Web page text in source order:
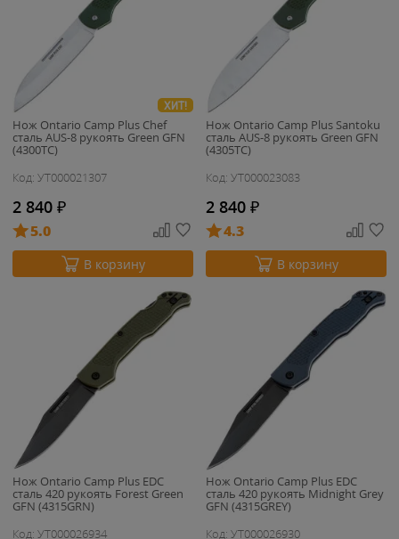
ХИТ!
Нож Ontario Camp Plus Chef
сталь AUS-8 рукоять Green GFN
(4300TC)
Код: УТ000021307
2 840 ₽
5.0
В корзину
Нож Ontario Camp Plus Santoku
сталь AUS-8 рукоять Green GFN
(4305TC)
Код: УТ000023083
2 840 ₽
4.3
В корзину
Нож Ontario Camp Plus EDC
сталь 420 рукоять Forest Green
GFN (4315GRN)
Код: УТ000026934
Нож Ontario Camp Plus EDC
сталь 420 рукоять Midnight Grey
GFN (4315GREY)
Код: УТ000026930